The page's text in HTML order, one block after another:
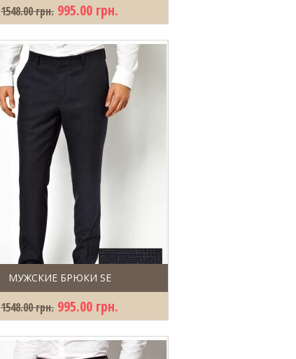
1548.00 грн. 995.00 грн.
МУЖСКИЕ БРЮКИ SE
1548.00 грн. 995.00 грн.